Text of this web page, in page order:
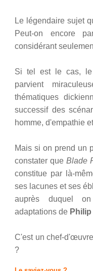
Le légendaire sujet
Peut-on encore
considérant
Si tel est le cas, le
parvient
thématiques
successif des
homme, d'empathie
Mais si on prend un
constater que Blade
constitue par là-
ses lacunes et ses
auprès duquel
adaptations de
C'est un chef-
?